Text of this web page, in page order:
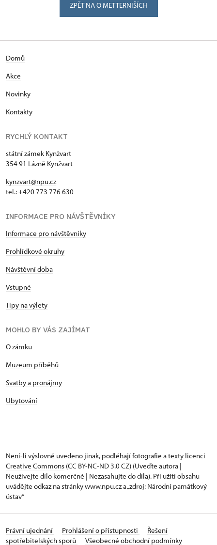
ZPĚT NA O METTERNIŠÍCH
Domů
Akce
Novinky
Kontakty
RYCHLÝ KONTAKT
státní zámek Kynžvart
354 91 Lázně Kynžvart
kynzvart@npu.cz
tel.: +420 773 776 630
INFORMACE PRO NÁVŠTĚVNÍKY
Informace pro návštěvníky
Prohlídkové okruhy
Návštěvní doba
Vstupné
Tipy na výlety
MOHLO BY VÁS ZAJÍMAT
O zámku
Muzeum příběhů
Svatby a pronájmy
Ubytování
Není-li výslovně uvedeno jinak, podléhají fotografie a texty licenci
Creative Commons (CC BY-NC-ND 3.0 CZ) (Uveďte autora |
Neužívejte dílo komerčně | Nezasahujte do díla). Při užití obsahu
uvádějte odkaz na stránky www.npu.cz a „zdroj: Národní památkový
ústav“
Právní ujednání Prohlášení o přístupnosti
Řešení
spotřebitelských sporů
Všeobecné obchodní podmínky